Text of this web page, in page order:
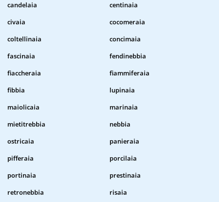
candelaia
centinaia
civaia
cocomeraia
coltellinaia
concimaia
fascinaia
fendinebbia
fiaccheraia
fiammiferaia
fibbia
lupinaia
maiolicaia
marinaia
mietitrebbia
nebbia
ostricaia
panieraia
pifferaia
porcilaia
portinaia
prestinaia
retronebbia
risaia